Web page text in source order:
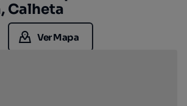
Calheta
Ver Mapa